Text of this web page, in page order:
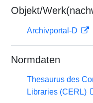
Objekt/
Archivportal-D
Normdaten
Thesaurus des
Libraries (CERL)